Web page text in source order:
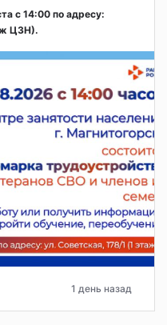
с 14:00 по адресу:
ЦЗН).
1 день назад